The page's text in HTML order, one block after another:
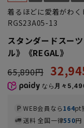
着るほどに愛着がわ
RGS23A05-13
スタンダードスー
ル》《REGAL》
65,890円
なら 月々
WEB会員なら164pt
送料 全国一律550円